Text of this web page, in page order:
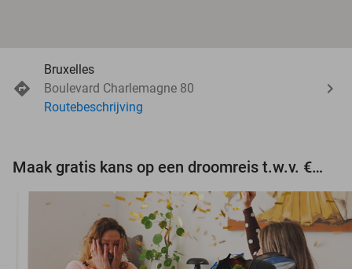
Bruxelles
Boulevard Charlemagne 80
Routebeschrijving
Maak gratis kans op een droomreis t.w.v. €3.000!